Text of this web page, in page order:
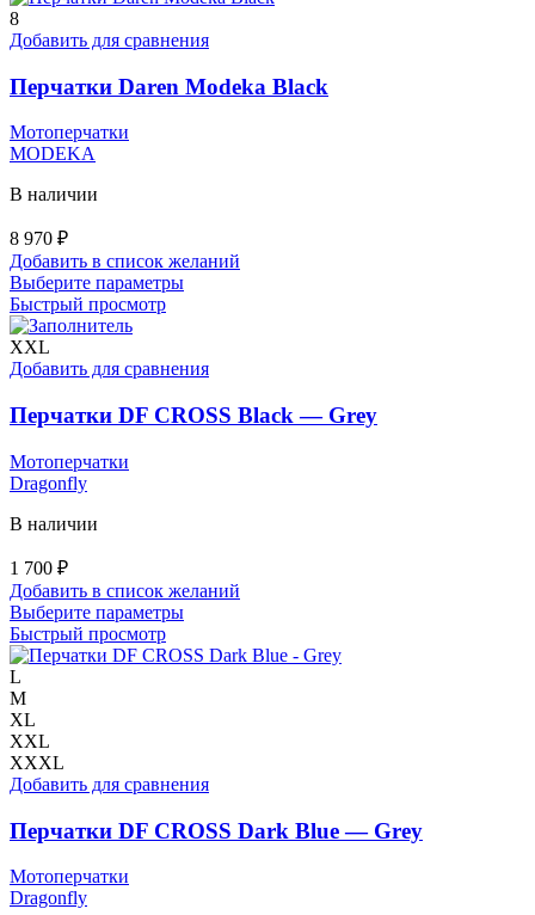
8
Добавить для сравнения
Перчатки Daren Modeka Black
Мотоперчатки
MODEKA
В наличии
8 970 ₽
Добавить в список желаний
Выберите параметрыЭтот
вариаций.
можно
выбрать
Быстрый просмотр
XXL
Добавить для сравнения
Перчатки DF CROSS Black — Grey
Мотоперчатки
Dragonfly
В наличии
1 700 ₽
Добавить в список желаний
Выберите параметрыЭтот
имеет
на
товара.
Быстрый просмотр
L
M
XL
XXL
XXXL
Добавить для сравнения
Перчатки DF CROSS Dark Blue — Grey
Мотоперчатки
Dragonfly